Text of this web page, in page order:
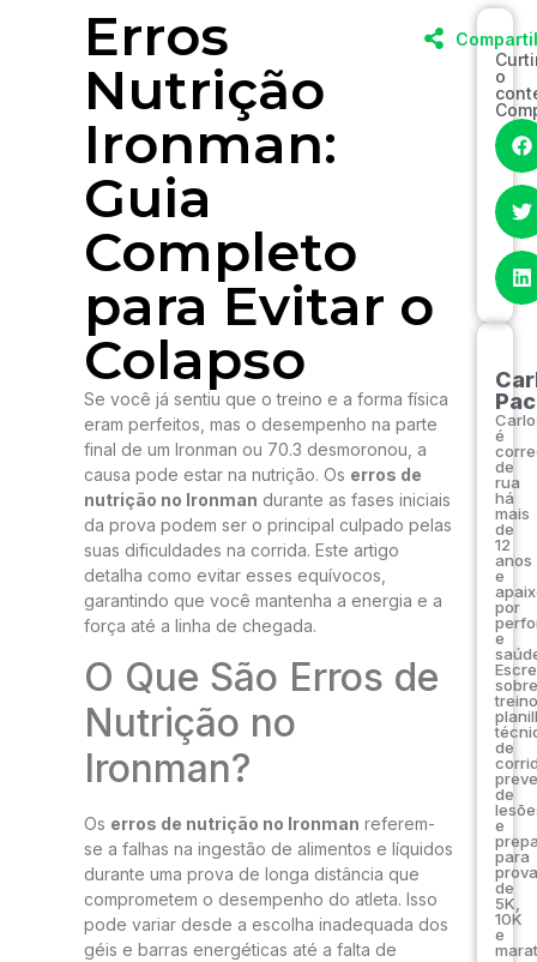
Erros
Nutrição
Ironman:
Guia
Completo
para Evitar o
Colapso
Se você já sentiu que o treino e a forma física
eram perfeitos, mas o desempenho na parte
final de um Ironman ou 70.3 desmoronou, a
causa pode estar na nutrição. Os erros de
nutrição no Ironman durante as fases iniciais
da prova podem ser o principal culpado pelas
suas dificuldades na corrida. Este artigo
detalha como evitar esses equívocos,
garantindo que você mantenha a energia e a
força até a linha de chegada.
O Que São Erros de
Nutrição no
Ironman?
Os erros de nutrição no Ironman referem-
se a falhas na ingestão de alimentos e líquidos
durante uma prova de longa distância que
comprometem o desempenho do atleta. Isso
pode variar desde a escolha inadequada dos
géis e barras energéticas até a falta de
o
é
de
rua
há
mais
de
12
anos
e
por
e
sobre
de
de
e
para
de
5K,
10K
e